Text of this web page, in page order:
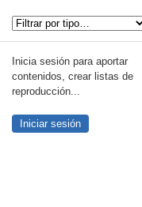
Inicia sesión para aportar
contenidos, crear listas de
reproducción...
Iniciar sesión